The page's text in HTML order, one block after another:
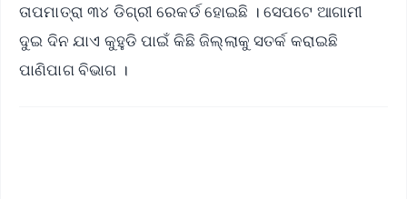
ତାପମାତ୍ରା ୩୪ ଡିଗ୍ରୀ ରେକର୍ଡ ହୋଇଛି । ସେପଟେ ଆଗାମୀ
ଦୁଇ ଦିନ ଯାଏ କୁହୁଡି ପାଇଁ କିଛି ଜିଲ୍ଲାକୁ ସତର୍କ କରାଇଛି
ପାଣିପାଗ ବିଭାଗ ।